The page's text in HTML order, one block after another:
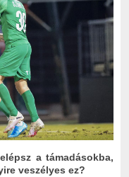
a támadásokba,
veszélyes ez?